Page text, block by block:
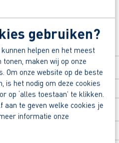
gebruiken?
helpen en het meest
maken wij op onze
Om onze website op de beste
is het nodig om deze cookies
op ‘alles toestaan’ te klikken.
aan te geven welke cookies je
informatie onze
met een 9+.
van €1.000,00 voor een
App, bel of mail dan